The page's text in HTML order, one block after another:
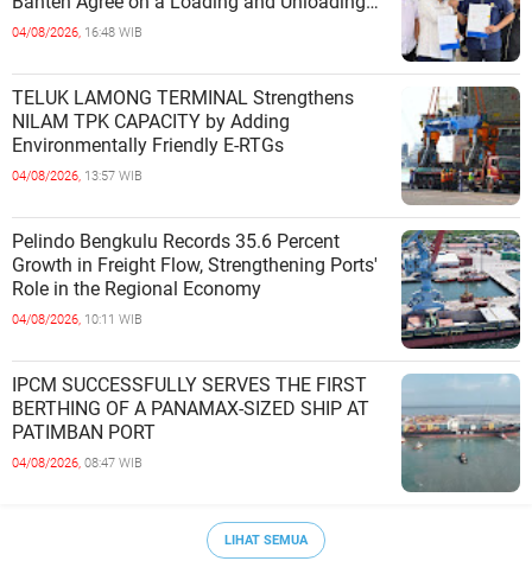
Cooperation at Ciwandan Port
04/08/2026, 16:48 WIB
TELUK LAMONG TERMINAL Strengthens
NILAM TPK CAPACITY by Adding
Environmentally Friendly E-RTGs
04/08/2026, 13:57 WIB
Pelindo Bengkulu Records 35.6 Percent
Growth in Freight Flow, Strengthening Ports'
Role in the Regional Economy
04/08/2026, 10:11 WIB
IPCM SUCCESSFULLY SERVES THE FIRST
BERTHING OF A PANAMAX-SIZED SHIP AT
PATIMBAN PORT
04/08/2026, 08:47 WIB
LIHAT SEMUA